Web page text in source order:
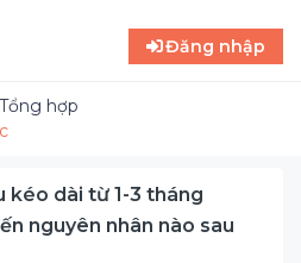
Đăng nhập
hợp
kéo dài từ 1-3 tháng
nguyên nhân nào sau